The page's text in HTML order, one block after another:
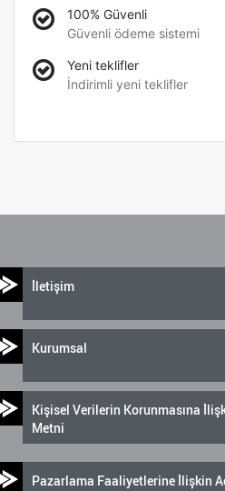
100% Güvenli
Güvenli ödeme sistemi
Yeni teklifler
İndirimli yeni teklifler
İletişim
Kurumsal
Kişisel Verilerin Korunmasına
Metni
Pazarlama Faaliyetlerine İlişkin